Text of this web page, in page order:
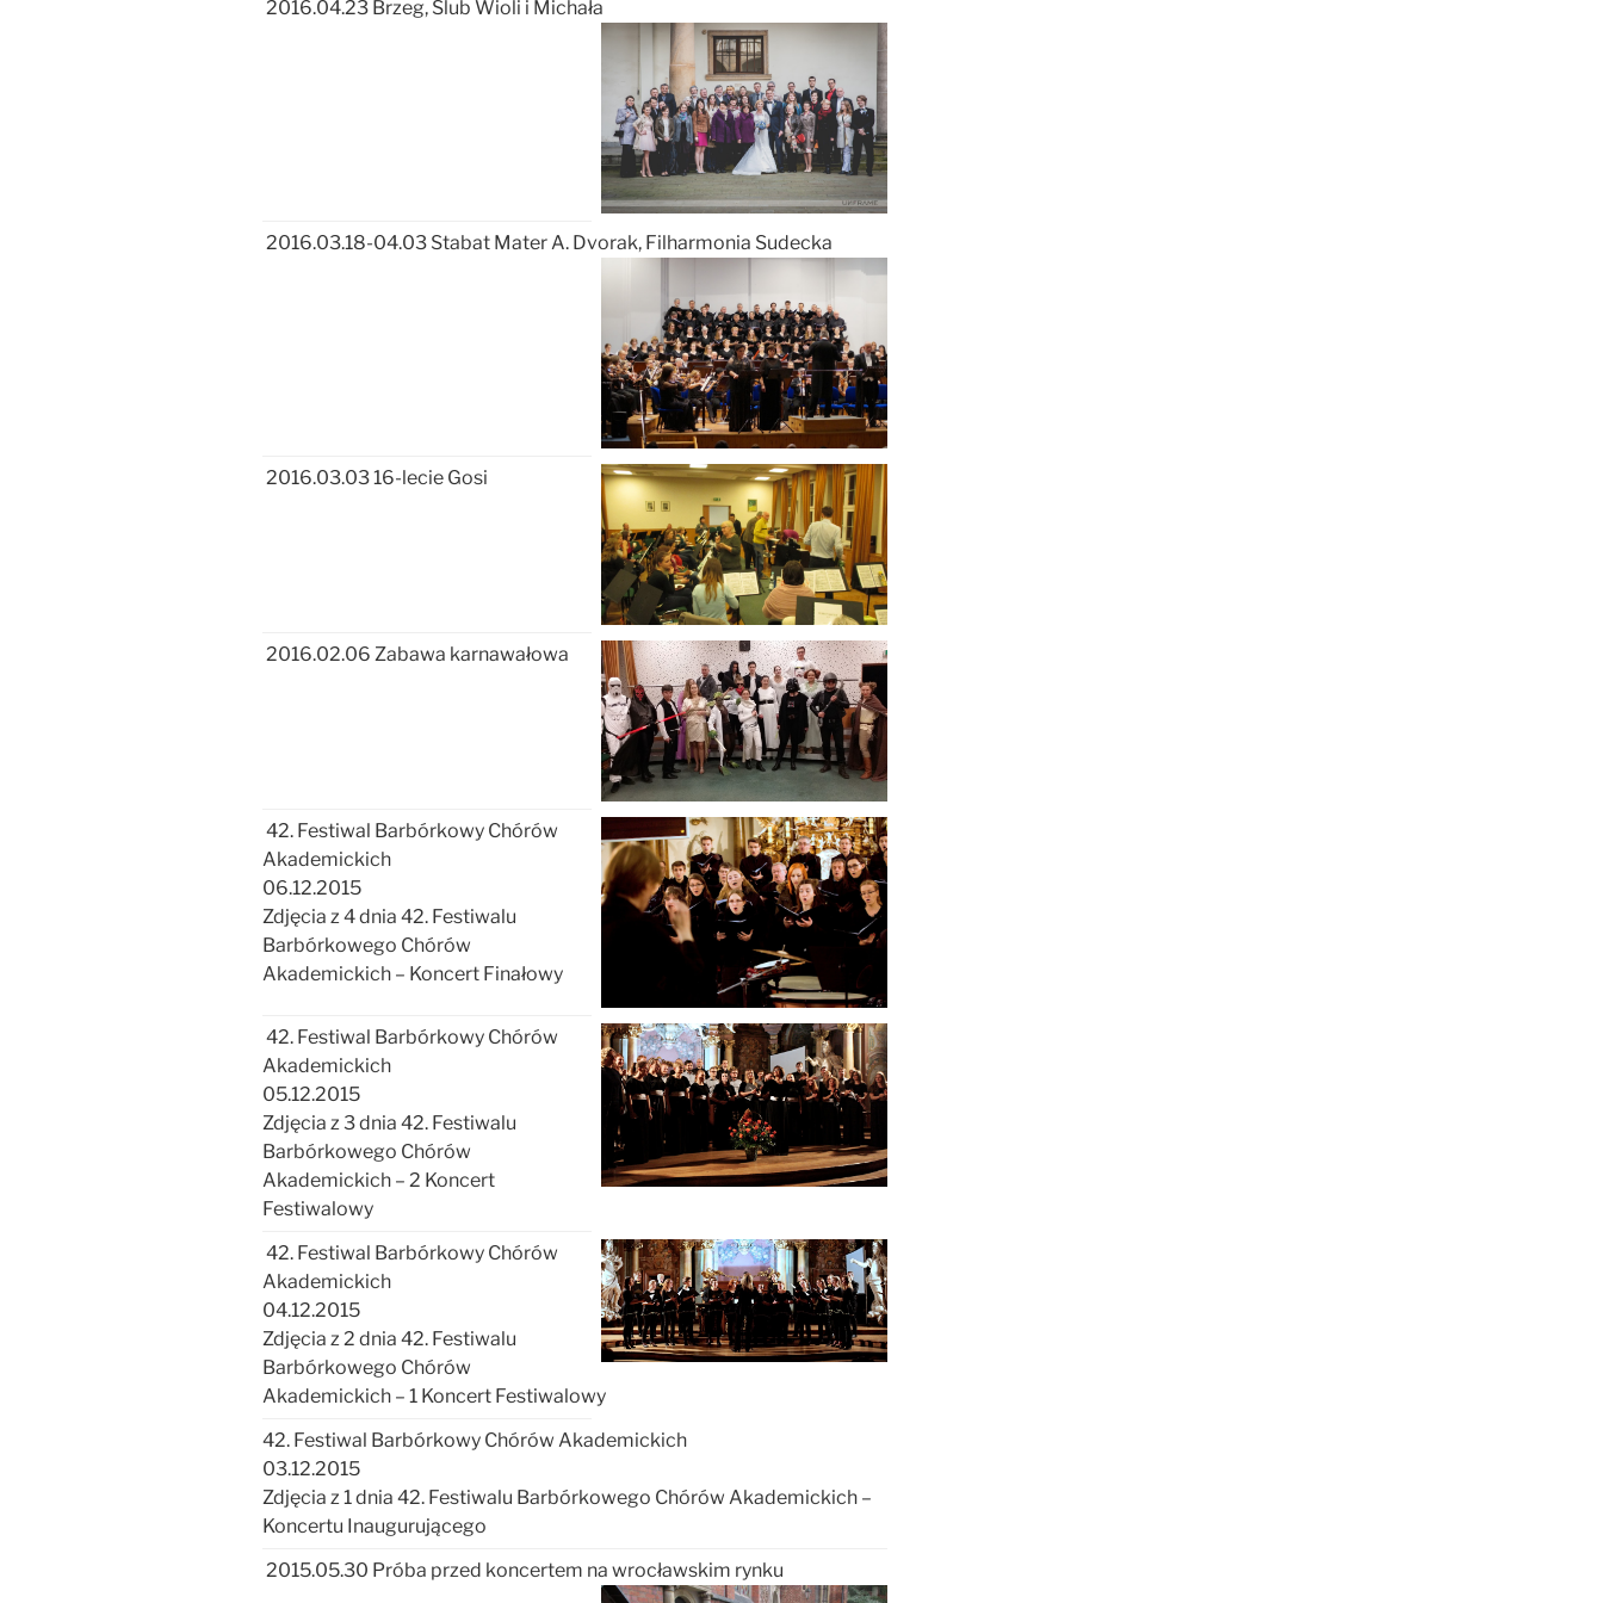
2016.04.23 Brzeg, Ślub Wioli i Michała
2016.03.18-04.03 Stabat Mater A. Dvorak, Filharmonia Sudecka
2016.03.03 16-lecie Gosi
2016.02.06 Zabawa karnawałowa
42. Festiwal Barbórkowy Chórów
Akademickich
06.12.2015
Zdjęcia z 4 dnia 42. Festiwalu
Barbórkowego Chórów
Akademickich – Koncert Finałowy
42. Festiwal Barbórkowy Chórów
Akademickich
05.12.2015
Zdjęcia z 3 dnia 42. Festiwalu
Barbórkowego Chórów
Akademickich – 2 Koncert
Festiwalowy
42. Festiwal Barbórkowy Chórów
Akademickich
04.12.2015
Zdjęcia z 2 dnia 42. Festiwalu
Barbórkowego Chórów
Akademickich – 1 Koncert Festiwalowy
42. Festiwal Barbórkowy Chórów Akademickich
03.12.2015
Zdjęcia z 1 dnia 42. Festiwalu Barbórkowego Chórów Akademickich –
Koncertu Inaugurującego
2015.05.30 Próba przed koncertem na wrocławskim rynku